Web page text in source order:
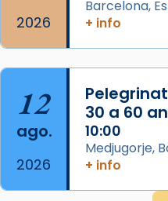
2026
Barcelona,
+ info
12
ago.
2026
30 a 60
10:00
Medjugorje,
+ info